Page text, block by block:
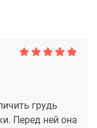
грудь
Перед ней она